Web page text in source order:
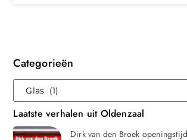
Categorieën
Laatste verhalen uit Oldenzaal
Dirk van den Broek